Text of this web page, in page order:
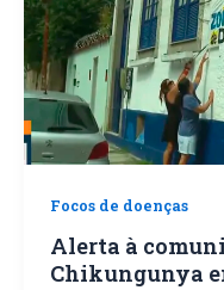
Focos de doenças
Alerta à
Chikungunya